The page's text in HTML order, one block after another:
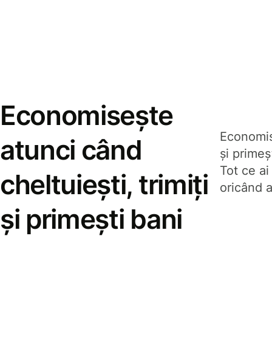
Economisește
atunci când
cheltuiești, trimiți
și primești bani
și
Tot ce
oricând